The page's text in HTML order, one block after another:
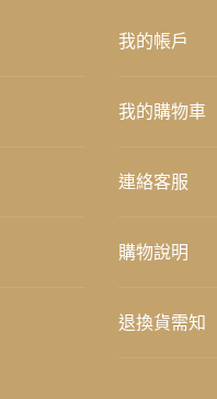
我的帳戶
我的購物車
連絡客服
購物說明
退換貨需知